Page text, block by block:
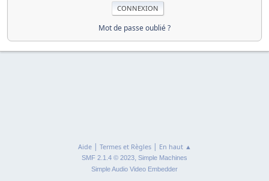
Mot de passe oublié ?
Aide| Termes et Règles| En haut ▲
SMF 2.1.4 © 2023, Simple Machines
Simple Audio Video Embedder